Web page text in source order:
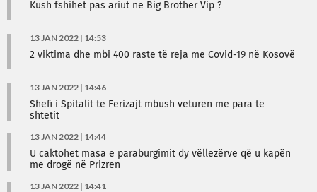
Kush fshihet pas ariut në Big Brother Vip ?
13 JAN 2022 | 14:53
2 viktima dhe mbi 400 raste të reja me Covid-19 në Kosovë
13 JAN 2022 | 14:46
Shefi i Spitalit të Ferizajt mbush veturën me para të
shtetit
13 JAN 2022 | 14:44
U caktohet masa e paraburgimit dy vëllezërve që u kapën
me drogë në Prizren
13 JAN 2022 | 14:41